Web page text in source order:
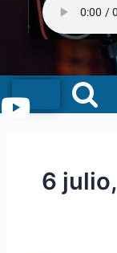
Menu
6